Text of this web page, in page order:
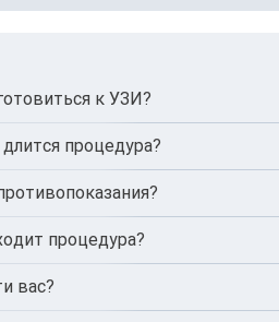
к УЗИ?
не требуется. Перед
процедура?
15–20 минут.
нет. Но процедура может быть
процедура?
уретру стерильную
просвет и стенки.
вас?